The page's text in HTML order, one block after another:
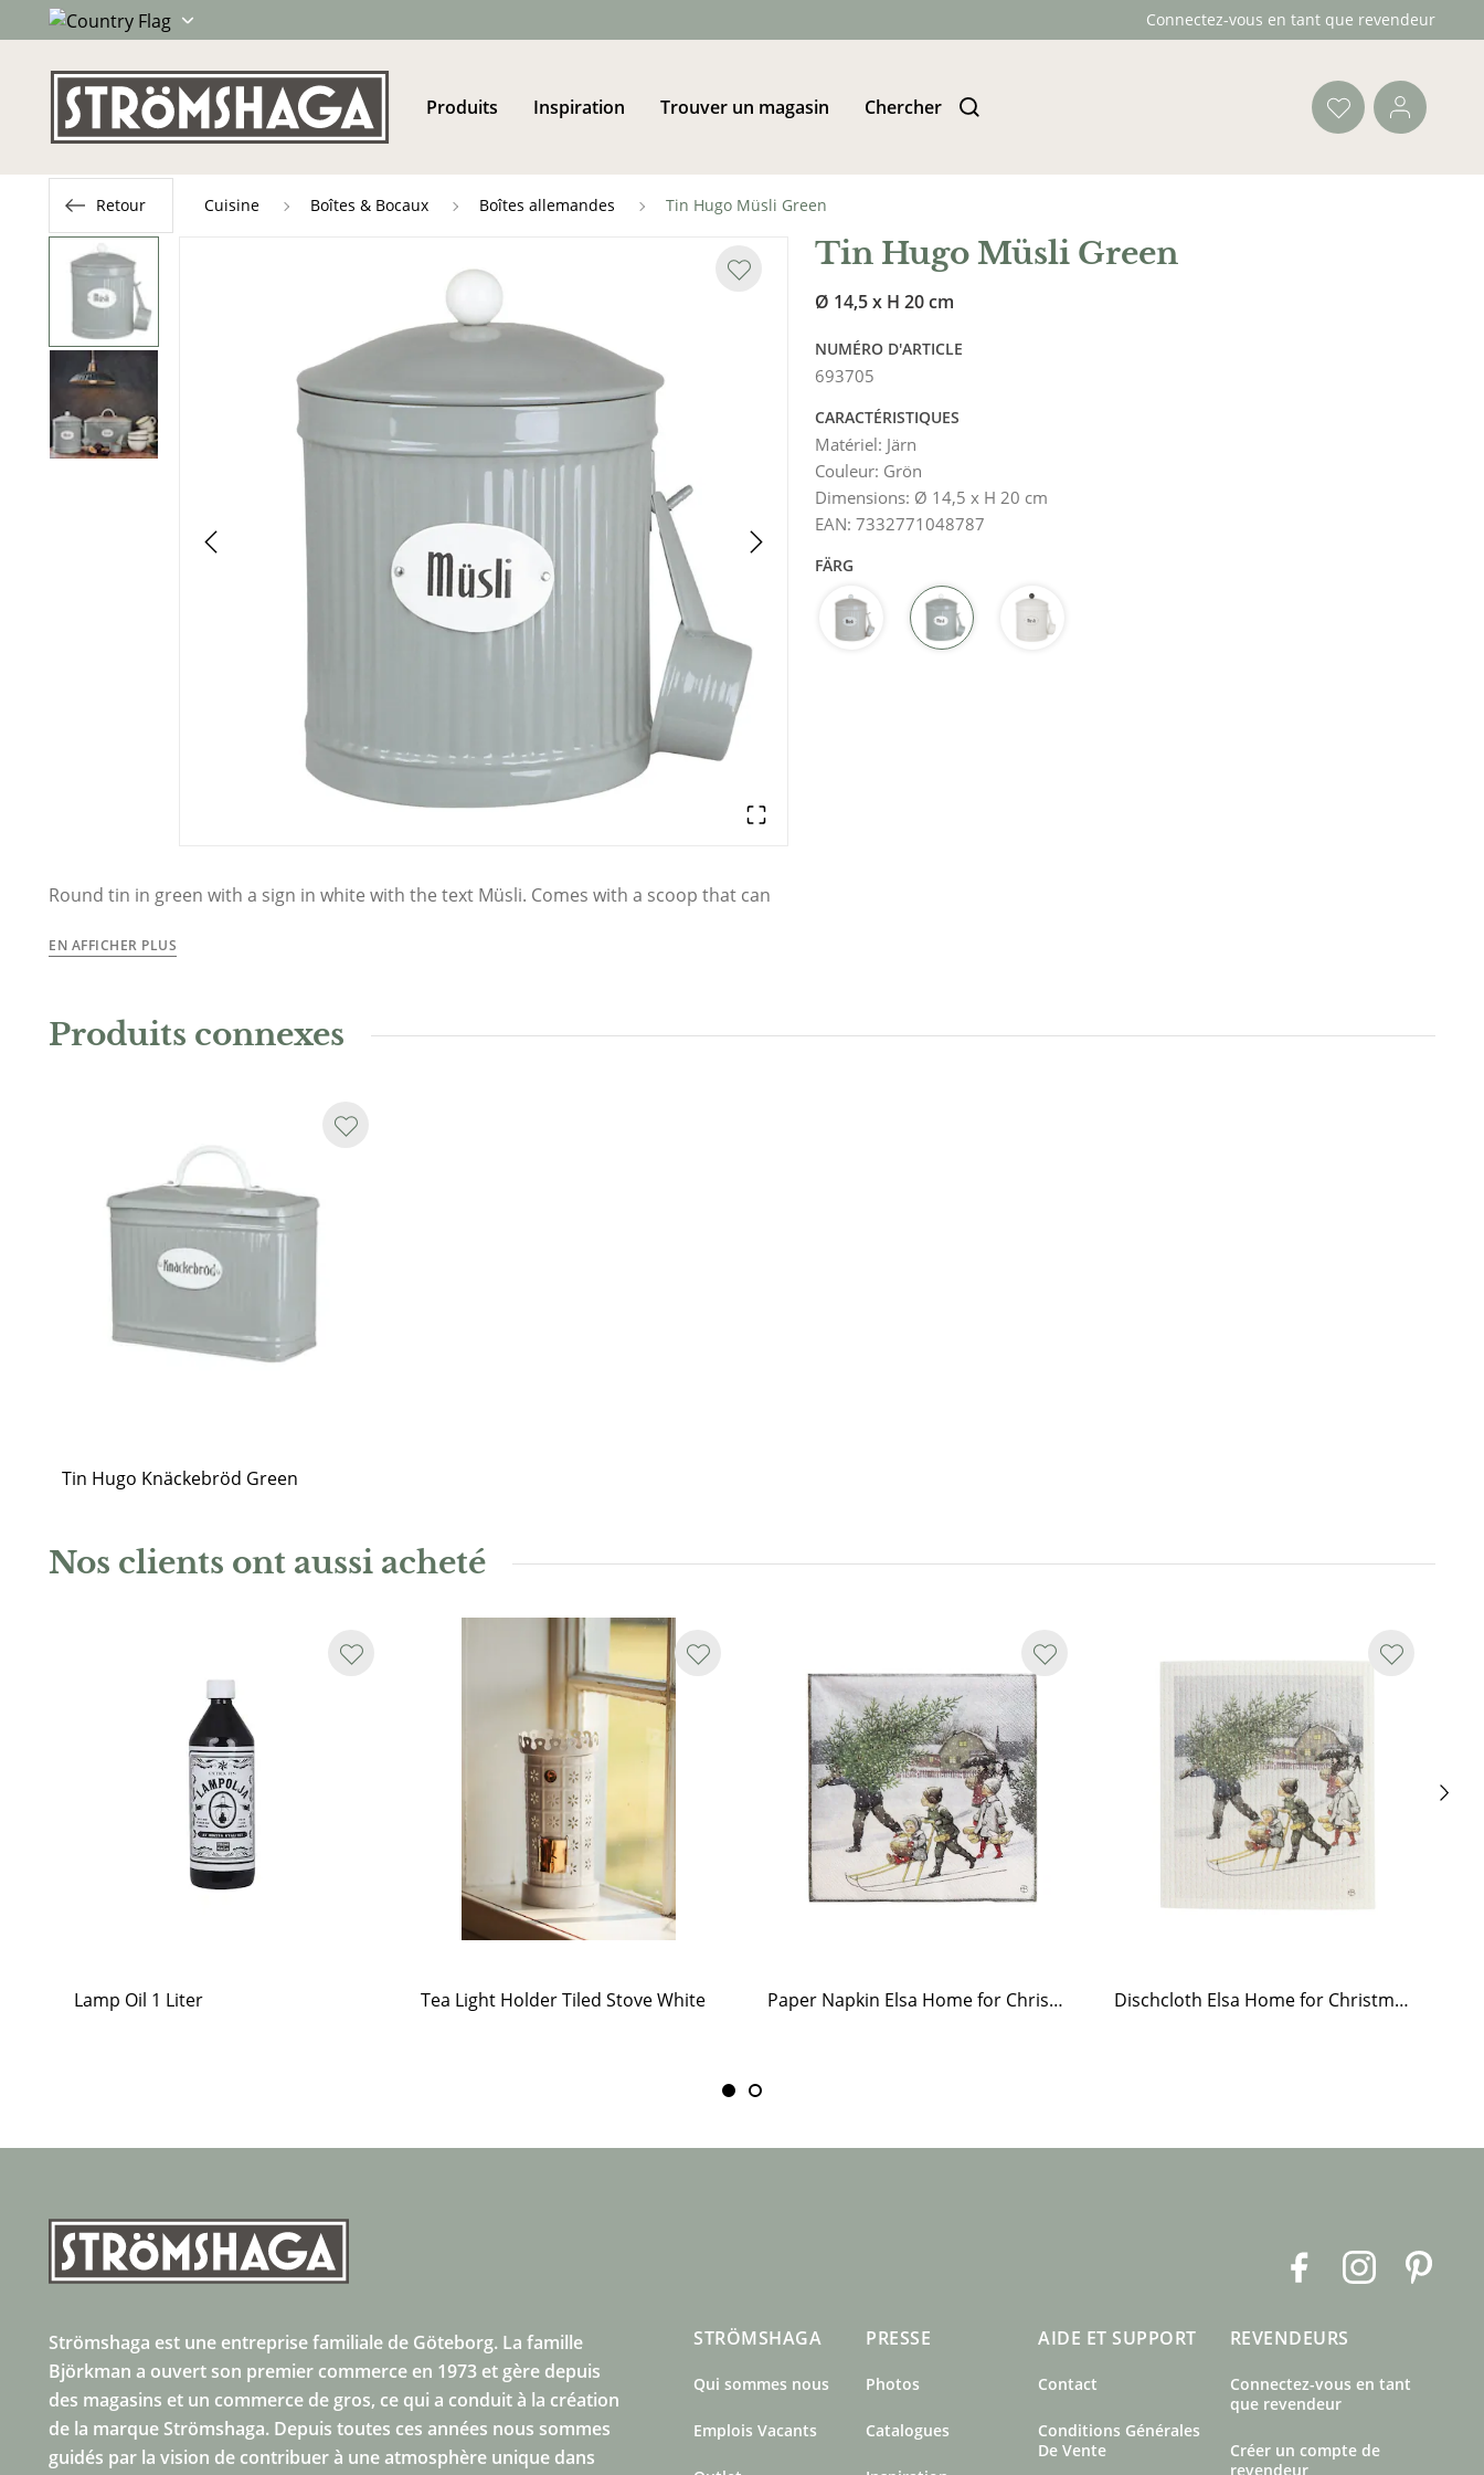
Connectez-vous en tant que revendeur
Produits Inspiration Trouver un magasin Chercher
Retour Cuisine Boîtes & Bocaux Boîtes allemandes Tin Hugo Müsli Green
Round tin in green with a sign in white with the text Müsli. Comes with a scoop that can
EN AFFICHER PLUS
Tin Hugo Müsli Green
Ø 14,5 x H 20 cm
NUMÉRO D'ARTICLE
693705
CARACTÉRISTIQUES
Matériel: Järn
Couleur: Grön
Dimensions: Ø 14,5 x H 20 cm
EAN:7332771048787
FÄRG
Produits connexes
Tin Hugo Knäckebröd Green
Nos clients ont aussi acheté
Lamp Oil 1 Liter Tea Light Holder Tiled Stove White Paper Napkin Elsa Home for Christmas Dischcloth Elsa Home for Christmas
e
o
k
I
g
a
Strömshaga est une entreprise familiale de Göteborg. La famille
Björkman a ouvert son premier commerce en 1973 et gère depuis
des magasins et un commerce de gros, ce qui a conduit à la création
de la marque Strömshaga. Depuis toutes ces années nous sommes
guidés par la vision de contribuer à une atmosphère unique dans
STRÖMSHAGA
Qui sommes nous
Emplois Vacants
PRESSE
Photos
Catalogues
AIDE ET SUPPORT
Contact
Conditions Générales
De Vente
REVENDEURS
Connectez-vous en tant
que revendeur
Créer un compte de
revendeur